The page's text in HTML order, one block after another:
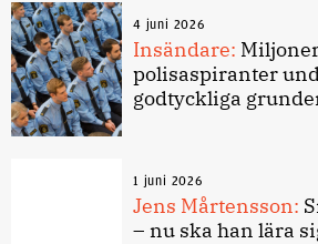
4 juni 2026
Insändare:
polisaspiranter
godtyckliga
1 juni 2026
Jens Mårtensson:
– nu ska han lära